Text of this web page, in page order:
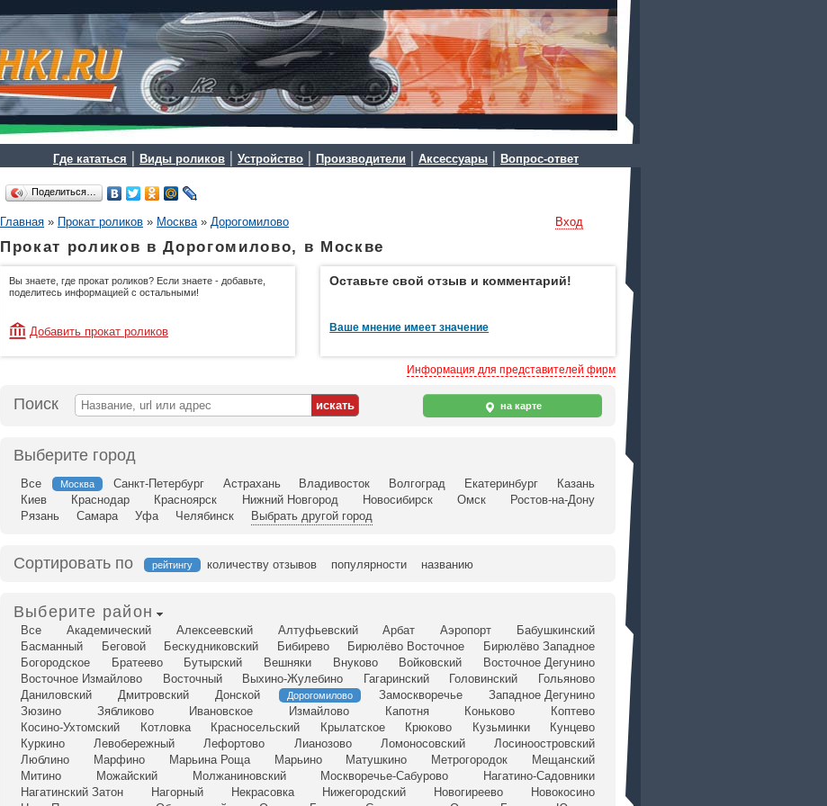
Где кататься | Виды роликов | Устройство | Производители | Аксессуары | Вопрос-ответ
Поделиться…
Главная » Прокат роликов » Москва» Дорогомилово Вход
Прокат роликов в Дорогомилово, в Москве
Вы знаете, где прокат роликов? Если знаете - добавьте,
поделитесь информацией с остальными!
Добавить прокат роликов
Оставьте свой отзыв и комментарий!
Ваше мнение имеет значение
Информация для представителей фирм
Поиск на карте
Выберите город
Все Москва Санкт-Петербург Астрахань Владивосток Волгоград Екатеринбург
Казань
Киев
Краснодар Красноярск Нижний Новгород Новосибирск Омск
Ростов-на-Дону
Рязань
Самара Уфа Челябинск Выбрать другой город
Сортировать по рейтингу количеству отзывов популярности названию
Выберите район
Все Академический Алексеевский Алтуфьевский Арбат Аэропорт
Бабушкинский
Басманный
Беговой Бескудниковский Бибирево Бирюлёво Восточное
Бирюлёво Западное
Богородское
Братеево Бутырский Вешняки Внуково Войковский
Восточное Дегунино
Восточное Измайлово
Восточный Выхино-Жулебино Гагаринский Головинский
Гольяново
Даниловский
Дмитровский Донской Дорогомилово Замоскворечье
Западное Дегунино
Зюзино
Зябликово Ивановское Измайлово Капотня Коньково
Коптево
Косино-Ухтомский
Котловка Красносельский Крылатское Крюково Кузьминки
Кунцево
Куркино
Левобережный Лефортово Лианозово Ломоносовский
Лосиноостровский
Люблино
Марфино Марьина Роща Марьино Матушкино Метрогородок
Мещанский
Митино
Можайский Молжаниновский Москворечье-Сабурово
Нагатино-Садовники
Нагатинский Затон
Нагорный Некрасовка Нижегородский Новогиреево
Новокосино